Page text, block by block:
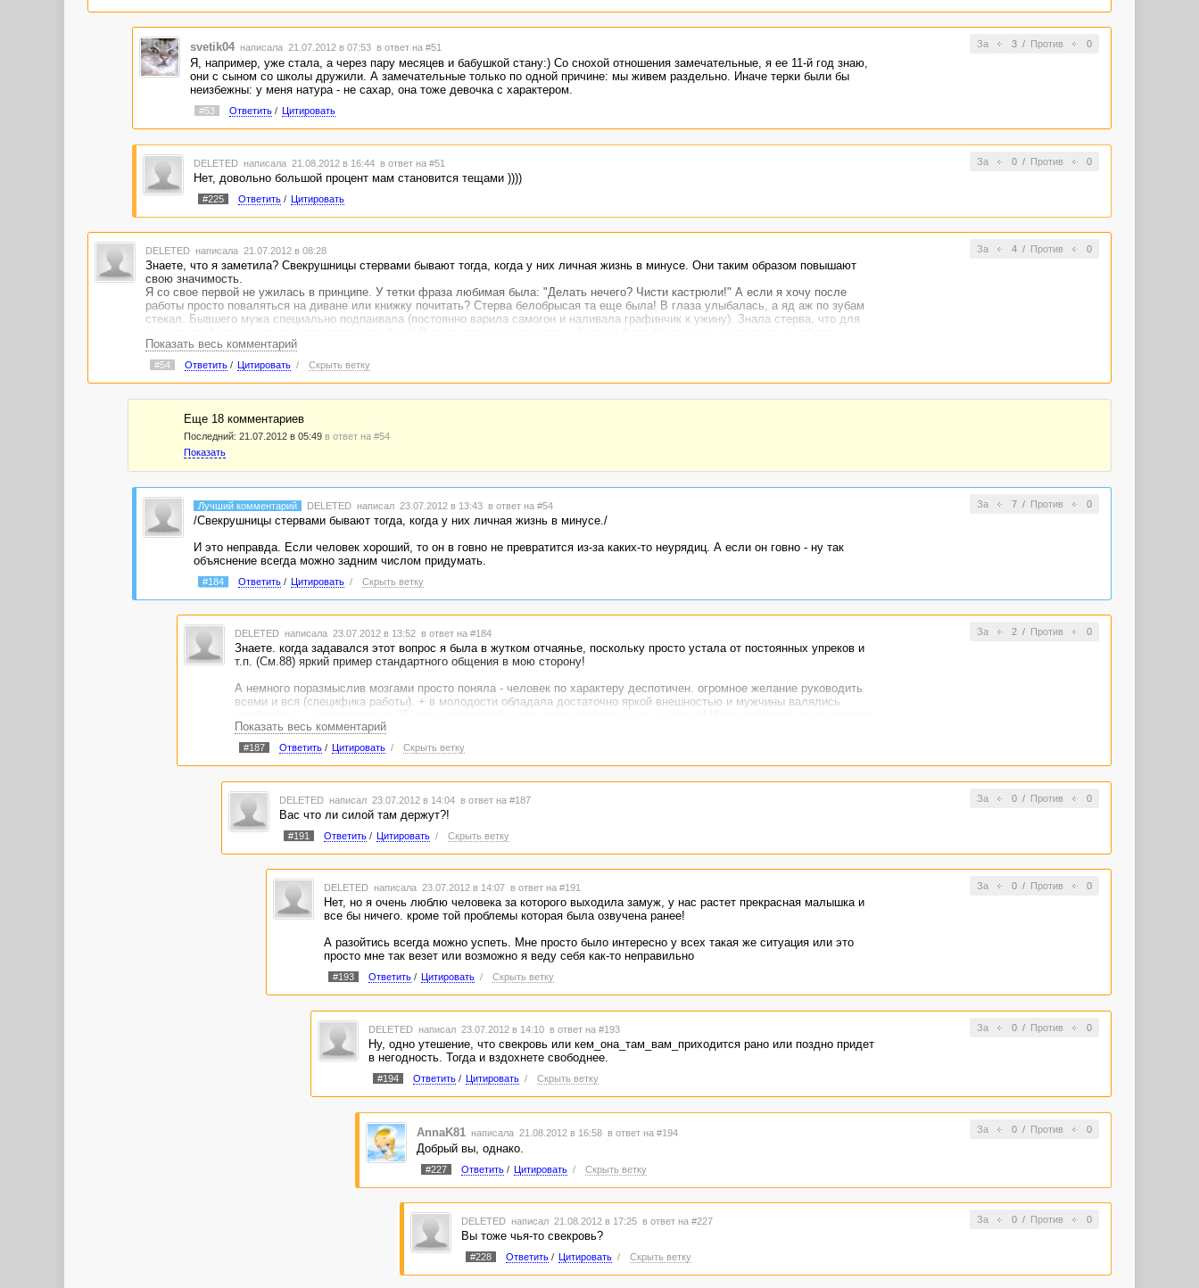
За 3/ Против 0
svetik04 написала 21.07.2012 в 07:53 в ответ на #51
Я, например, уже стала, а через пару месяцев и бабушкой стану:) Со снохой отношения замечательные, я ее 11-й год знаю,
они с сыном со школы дружили. А замечательные только по одной причине: мы живем раздельно. Иначе терки были бы
неизбежны: у меня натура - не сахар, она тоже девочка с характером.
#53 Ответить/ Цитировать
За 0/ Против 0
DELETED написала 21.08.2012 в 16:44 в ответ на #51
Нет, довольно большой процент мам становится тещами ))))
#225 Ответить/ Цитировать
За 4/ Против 0
DELETED написала 21.07.2012 в 08:28
Знаете, что я заметила? Свекрушницы стервами бывают тогда, когда у них личная жизнь в минусе. Они таким образом повышают
свою значимость.
Я со свое первой не ужилась в принципе. У тетки фраза любимая была: "Делать нечего? Чисти кастрюли!" А если я хочу после
работы просто поваляться на диване или книжку почитать? Стерва белобрысая та еще была! В глаза улыбалась, а яд аж по зубам
стекал. Бывшего мужа специально подпаивала (постоянно варила самогон и наливала графинчик к ужину). Знала стерва, что для
Говорила, что "мясом еще не обросли". Все мои покупки в дом прятала для приданого младшей дочери. Не поверите, даже белье
гладили 30-летним утюгом, потому что новый, купленный мной, ушел на нычку :))) В конце концов, я выдержала только 6 лет.
Со своей нынешней свекрушницей просто не общаюсь. Изредка, только по праздникам. Когда не хочу разговаривать по телефону,
делаю вид, что мобилка разрядилась. А на домашнем АОН стоит, просто не беру трубку.
Кстати, скоро сама стану свекровью. Какая буду - не знаю. Девочка-сноха хорошая, мы знакомы много лет. Но жить они будут
отдельно в любом случае!!!!!! Я уже зараннее сына ревную, потому что он у меня единственный.
Показать весь комментарий
#54 Ответить/ Цитировать / Скрыть ветку
Еще 18 комментариев
Последний: 21.07.2012 в 05:49 в ответ на #54
Показать
За 7/ Против 0
Лучший комментарий DELETED написал 23.07.2012 в 13:43 в ответ на #54
/Свекрушницы стервами бывают тогда, когда у них личная жизнь в минусе./
И это неправда. Если человек хороший, то он в говно не превратится из-за каких-то неурядиц. А если он говно - ну так
объяснение всегда можно задним числом придумать.
#184 Ответить/ Цитировать / Скрыть ветку
За 2/ Против 0
DELETED написала 23.07.2012 в 13:52 в ответ на #184
Знаете. когда задавался этот вопрос я была в жутком отчаянье, поскольку просто устала от постоянных упреков и
т.п. (См.88) яркий пример стандартного общения в мою сторону!
А немного поразмыслив мозгами просто поняла - человек по характеру деспотичен. огромное желание руководить
всеми и вся (специфика работы). + в молодости обладала достаточно яркой внешностью и мужчины валялись
иногда идет поперек всех требований и желаний, у которой иногда есть свое понятие о правильном и нужном!
Возможно с ее стороны это смотрится как попытка совершить переворот и свергнуть режим тотального
командования!
А я лишь хочу иногда принимать сама решения по поводу одежды. отдыха и т.п.
Вот и вся причина!
Показать весь комментарий
#187 Ответить/ Цитировать / Скрыть ветку
За 0/ Против 0
DELETED написал 23.07.2012 в 14:04 в ответ на #187
Вас что ли силой там держут?!
#191 Ответить/ Цитировать / Скрыть ветку
За 0/ Против 0
DELETED написала 23.07.2012 в 14:07 в ответ на #191
Нет, но я очень люблю человека за которого выходила замуж, у нас растет прекрасная малышка и
все бы ничего. кроме той проблемы которая была озвучена ранее!
А разойтись всегда можно успеть. Мне просто было интересно у всех такая же ситуация или это
просто мне так везет или возможно я веду себя как-то неправильно
#193 Ответить/ Цитировать / Скрыть ветку
За 0/ Против 0
DELETED написал 23.07.2012 в 14:10 в ответ на #193
Ну, одно утешение, что свекровь или кем_она_там_вам_приходится рано или поздно придет
в негодность. Тогда и вздохнете свободнее.
#194 Ответить/ Цитировать / Скрыть ветку
За 0/ Против 0
AnnaK81 написала 21.08.2012 в 16:58 в ответ на #194
Добрый вы, однако.
#227 Ответить/ Цитировать / Скрыть ветку
За 0/ Против 0
DELETED написал 21.08.2012 в 17:25 в ответ на #227
Вы тоже чья-то свекровь?
#228 Ответить/ Цитировать / Скрыть ветку